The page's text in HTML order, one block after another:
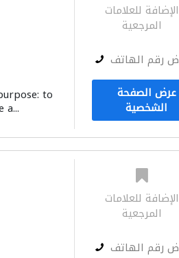
to
الإضافة للعلامات
المرجعية
رقم الهاتف
عرض الصفحة
الشخصية
الإضافة للعلامات
المرجعية
رقم الهاتف